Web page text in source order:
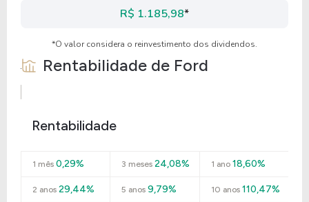
R$ 1.185,98*
*O valor considera o reinvestimento dos dividendos.
Rentabilidade de Ford
Rentabilidade
1 mês 0,29% 3 meses 24,08% 1 ano18,60%
2 anos 29,44% 5 anos 9,79% 10 anos110,47%